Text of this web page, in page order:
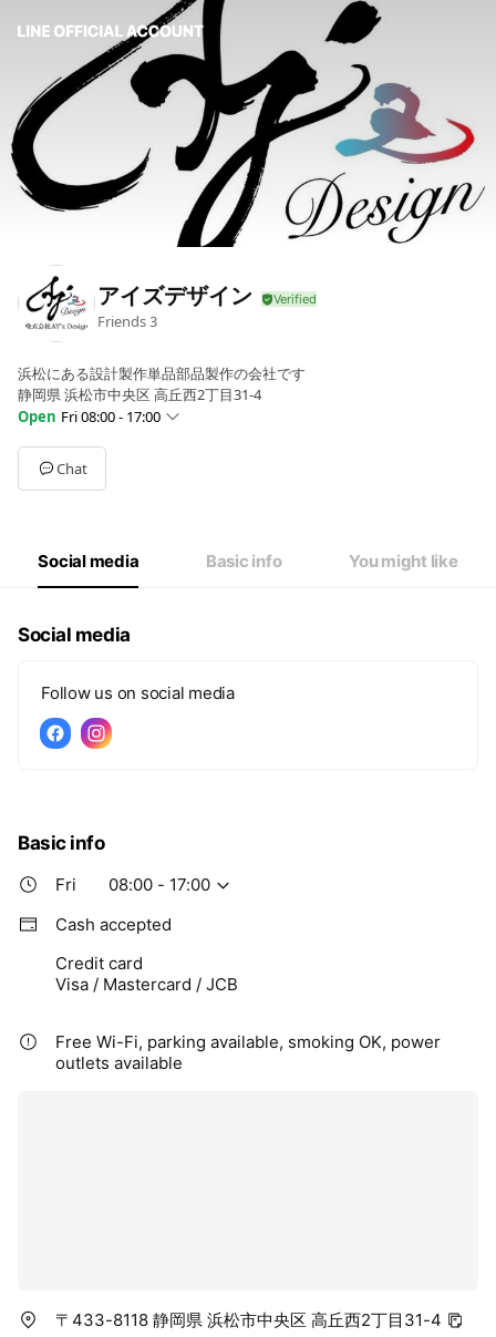
アイズデザイン
Friends3
浜松にある設計製作単品部品製作の会社です
静岡県 浜松市中央区 高丘西2丁目31-4
Open Fri 08:00 - 17:00
SunClosed
Mon08:00 - 17:00
Tue
08:00 - 17:00
SatClosed
Chat
Social media Basic info You might like
Social media
Follow us on social media
Basic info
Fri
08:00 - 17:00
Cash accepted
Credit card
Visa / Mastercard / JCB
Free Wi-Fi, parking available, smoking OK, power
outlets available
〒433-8118 静岡県 浜松市中央区 高丘西2丁目31-4